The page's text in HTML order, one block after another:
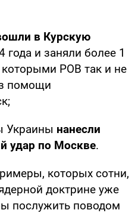
в Курскую
года и заняли более 1
которыми РОВ так и не
помощи
Украины нанесли
удар по Москве.
которых сотни,
доктрине уже
послужить поводом